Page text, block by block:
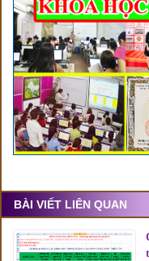
BÀI VIẾT LIÊN QUAN